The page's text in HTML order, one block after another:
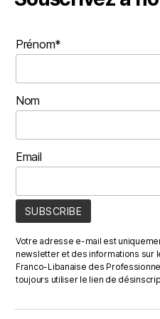
Prénom*
Nom
Email
Votre adresse e-mail est
newsletter et des informations sur
Franco-Libanaise des
toujours utiliser le lien de